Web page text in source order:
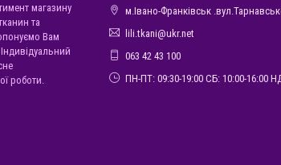
магазину
та
Вам
роботи.
м.Івано-Франківськ
lili.tkani@ukr.net
063 42 43 100
ПН-ПТ: 09:30-19:00 СБ: 10:00-16:00